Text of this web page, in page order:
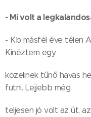
- Mi volt a
- Kb másfél éve télen
Kinéztem egy
közelinek tűnő havas
futni. Lejjebb még
teljesen jó volt az út,